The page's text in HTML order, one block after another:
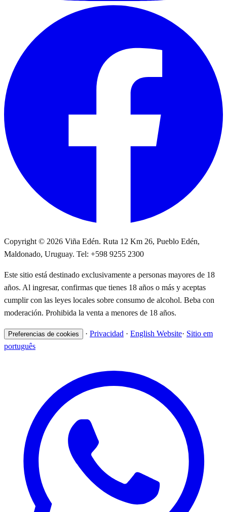
Copyright © 2026 Viña Edén. Ruta 12 Km 26, Pueblo Edén,
Maldonado, Uruguay. Tel: +598 9255 2300
Este sitio está destinado exclusivamente a personas mayores de 18
años. Al ingresar, confirmas que tienes 18 años o más y aceptas
cumplir con las leyes locales sobre consumo de alcohol. Beba con
moderación. Prohibida la venta a menores de 18 años.
Preferencias de cookies · Privacidad · English Website· Sitio em
português